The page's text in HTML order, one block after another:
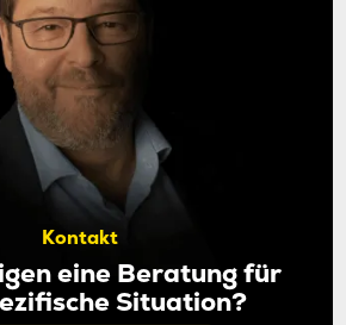
Kontakt
eine Beratung für
Situation?